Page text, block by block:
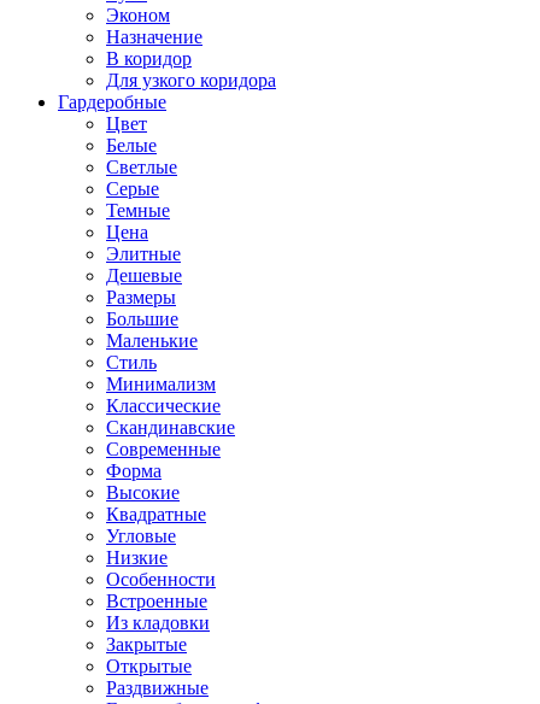
Эконом
Назначение
В коридор
Для узкого коридора
Гардеробные
Цвет
Белые
Светлые
Серые
Темные
Цена
Элитные
Дешевые
Размеры
Большие
Маленькие
Стиль
Минимализм
Классические
Скандинавские
Современные
Форма
Высокие
Квадратные
Угловые
Низкие
Особенности
Встроенные
Из кладовки
Закрытые
Открытые
Раздвижные